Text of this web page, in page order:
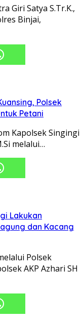
Giri Satya S.Tr.K.,
Binjai,
Polsek
Petani
Kapolsek Singingi
melalui…
Lakukan
dan Kacang
Polsek
AKP Azhari SH